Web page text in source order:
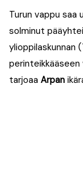
Turun vappu saa
solminut
ylioppilaskunnan
perinteikkääseen
tarjoaa Arpan